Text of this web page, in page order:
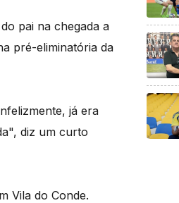
pai na chegada a
pré-eliminatória da
já era
diz um curto
Vila do Conde.